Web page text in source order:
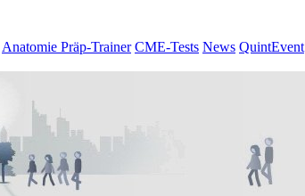
Anatomie Präp-Trainer CME-Tests News QuintEvent